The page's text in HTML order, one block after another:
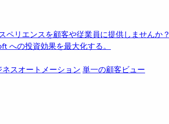
ペリエンスを顧客や従業員に提供しませんか？
への投資効果を最大化する。
ネスオートメーション 単一の顧客ビュー